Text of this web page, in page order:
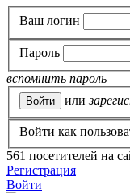
Ваш логин
Пароль
вспомнить пароль
или
Войти как
561 посетителей на
Регистрация
Войти